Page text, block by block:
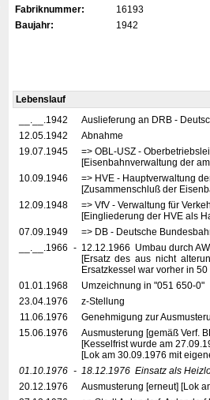
Fabriknummer:
16193
Baujahr:
1942
Lebenslauf
__.__.1942
Auslieferung an DRB -
12.05.1942
Abnahme
19.07.1945
=> OBL-USZ -
[Eisenbahnverwaltung der
10.09.1946
=> HVE - Hauptverwaltung
[Zusammenschluß der
12.09.1948
=> VfV - Verwaltung für
[Eingliederung der HVE als
07.09.1949
=> DB - Deutsche
__.__.1966 - 12.12.1966 Umbau durch
[Ersatz des aus nicht
Ersatzkessel war vorher in
01.01.1968
Umzeichnung in "051 650-0"
23.04.1976
z-Stellung
11.06.1976
Genehmigung zur
15.06.1976
Ausmusterung [gemäß Verf.
[Kesselfrist wurde am
[Lok am 30.09.1976 mit
01.10.1976 - 18.12.1976 Einsatz als
20.12.1976
Ausmusterung [erneut] [Lok